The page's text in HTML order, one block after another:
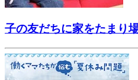
子の友だちに家をたまり